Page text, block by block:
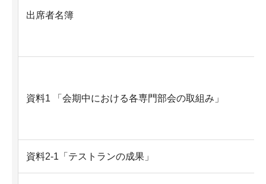
出席者名簿
資料1 「会期中における各専門部会の取組み」
資料2-1「テストランの成果」